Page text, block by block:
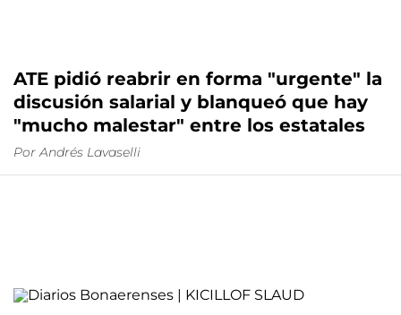
ATE pidió reabrir en forma "urgente" la
discusión salarial y blanqueó que hay
"mucho malestar" entre los estatales
Por Andrés Lavaselli